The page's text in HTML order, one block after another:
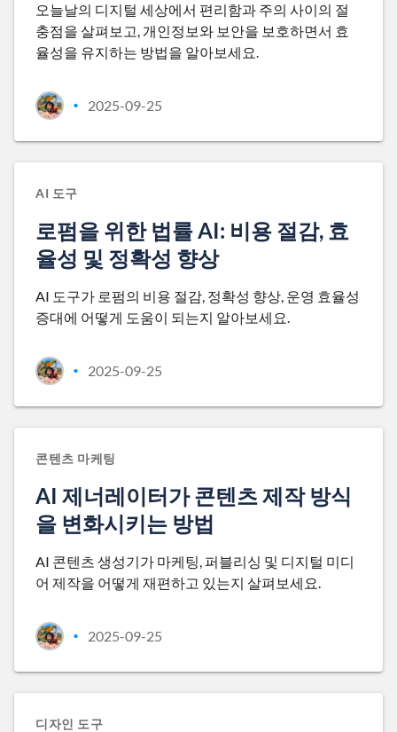
오늘날의 디지털 세상에서 편리함과 주의 사이의 절
충점을 살펴보고, 개인정보와 보안을 보호하면서 효
율성을 유지하는 방법을 알아보세요.
• 2025-09-25
AI 도구
로펌을 위한 법률 AI: 비용 절감, 효
율성 및 정확성 향상
AI 도구가 로펌의 비용 절감, 정확성 향상, 운영 효율성
증대에 어떻게 도움이 되는지 알아보세요.
• 2025-09-25
콘텐츠 마케팅
AI 제너레이터가 콘텐츠 제작 방식
을 변화시키는 방법
AI 콘텐츠 생성기가 마케팅, 퍼블리싱 및 디지털 미디
어 제작을 어떻게 재편하고 있는지 살펴보세요.
• 2025-09-25
디자인 도구